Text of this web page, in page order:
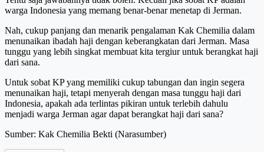
warga Indonesia yang memang benar-benar menetap di Jerman.
Nah, cukup panjang dan menarik pengalaman Kak Chemilia dalam
menunaikan ibadah haji dengan keberangkatan dari Jerman. Masa
tunggu yang lebih singkat membuat kita tergiur untuk berangkat haji
dari sana.
Untuk sobat KP yang memiliki cukup tabungan dan ingin segera
menunaikan haji, tetapi menyerah dengan masa tunggu haji dari
Indonesia, apakah ada terlintas pikiran untuk terlebih dahulu
menjadi warga Jerman agar dapat berangkat haji dari sana?
Sumber: Kak Chemilia Bekti (Narasumber)